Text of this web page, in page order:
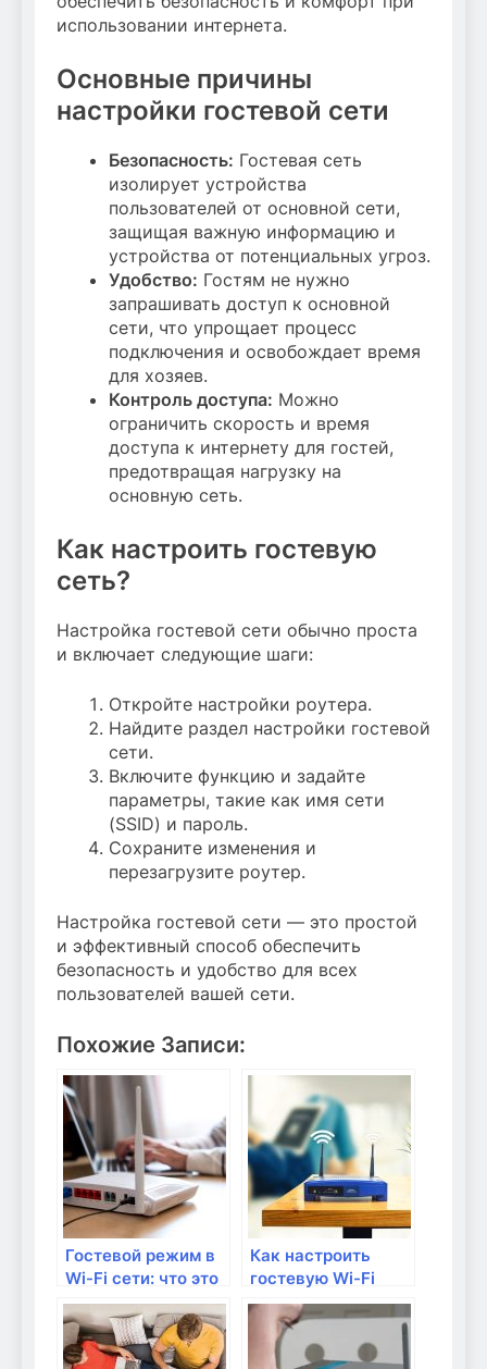
использовании интернета.
Основные причины
настройки гостевой сети
Безопасность: Гостевая сеть
изолирует устройства
пользователей от основной сети,
защищая важную информацию и
устройства от потенциальных угроз.
Удобство: Гостям не нужно
запрашивать доступ к основной
сети, что упрощает процесс
подключения и освобождает время
для хозяев.
Контроль доступа: Можно
ограничить скорость и время
доступа к интернету для гостей,
предотвращая нагрузку на
основную сеть.
Как настроить гостевую
сеть?
Настройка гостевой сети обычно проста
и включает следующие шаги:
Откройте настройки роутера.
Найдите раздел настройки гостевой
сети.
Включите функцию и задайте
параметры, такие как имя сети
(SSID) и пароль.
Сохраните изменения и
перезагрузите роутер.
Настройка гостевой сети — это простой
и эффективный способ обеспечить
безопасность и удобство для всех
пользователей вашей сети.
Похожие Записи:
Гостевой режим в
Wi-Fi сети: что это
такое и как его
настроить?
Как настроить
гостевую Wi-Fi
сеть для домашних
гостей?